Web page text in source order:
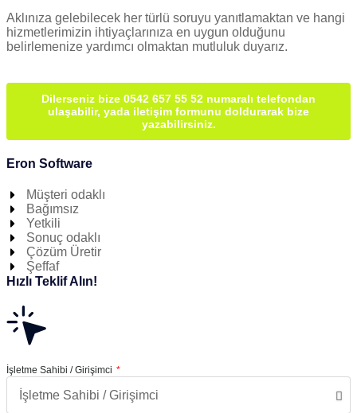
Aklınıza gelebilecek her türlü soruyu yanıtlamaktan ve hangi
hizmetlerimizin ihtiyaçlarınıza en uygun olduğunu
belirlemenize yardımcı olmaktan mutluluk duyarız.
Dilerseniz bize 0542 657 55 52 numaralı telefondan
ulaşabilir, yada iletişim formunu doldurarak bize
yazabilirsiniz.
Eron Software
Müşteri odaklı
Bağımsız
Yetkili
Sonuç odaklı
Çözüm Üretir
Şeffaf
Hızlı Teklif Alın!
İşletme Sahibi / Girişimci